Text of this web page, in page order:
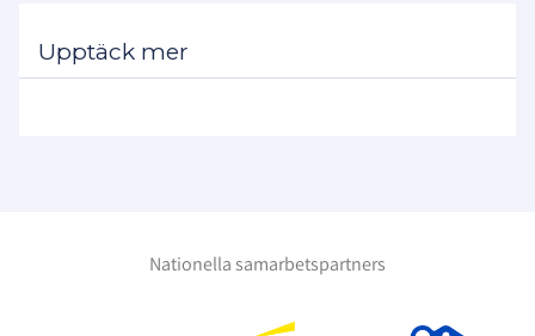
Upptäck mer
Nationella samarbetspartners